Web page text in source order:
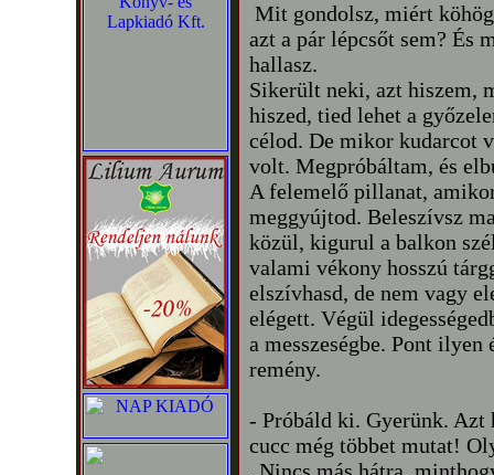
Mit gondolsz, miért
azt a pár lépcsőt sem? És
hallasz.
Sikerült neki, azt hiszem,
hiszed, tied lehet a
célod. De mikor kudarcot
volt. Megpróbáltam, és
A felemelő pillanat,
meggyújtod. Beleszívsz
közül, kigurul a balkon
valami vékony hosszú
elszívhasd, de nem vagy
elégett. Végül
a messzeségbe. Pont
remény.
- Próbáld ki. Gyerünk. Azt
cucc még többet mutat!